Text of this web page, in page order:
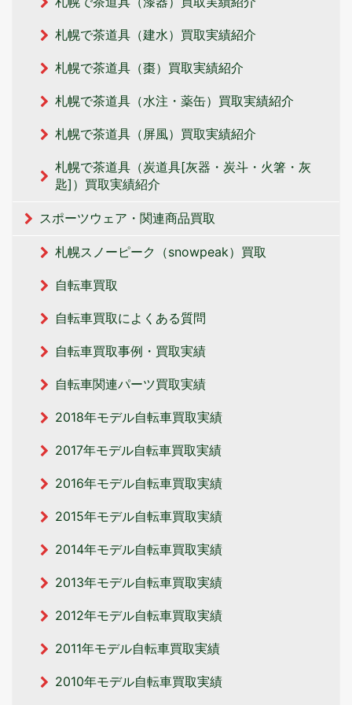
札幌で茶道具（建水）買取実績紹介
札幌で茶道具（棗）買取実績紹介
札幌で茶道具（水注・薬缶）買取実績紹介
札幌で茶道具（屏風）買取実績紹介
札幌で茶道具（炭道具[灰器・炭斗・火箸・灰
匙]）買取実績紹介
スポーツウェア・関連商品買取
札幌スノーピーク（snowpeak）買取
自転車買取
自転車買取によくある質問
自転車買取事例・買取実績
自転車関連パーツ買取実績
2018年モデル自転車買取実績
2017年モデル自転車買取実績
2016年モデル自転車買取実績
2015年モデル自転車買取実績
2014年モデル自転車買取実績
2013年モデル自転車買取実績
2012年モデル自転車買取実績
2011年モデル自転車買取実績
2010年モデル自転車買取実績